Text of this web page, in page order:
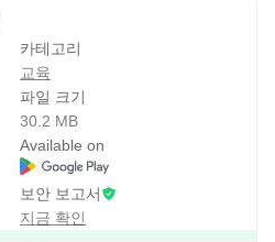
카테고리
교육
파일 크기
30.2 MB
Available on
보안 보고서
지금 확인